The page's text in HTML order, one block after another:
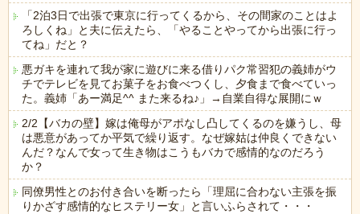
「2泊3日で出張で東京に行ってくるから、その間家のことはよ
ろしくね」と夫に伝えたら、「やることやってから出張に行っ
てね」だと？
悪ガキを連れて我が家に遊びに来る借りパク常習犯の義姉がウ
チでテレビを見てお菓子をお食べつくし、夕食まで食べていっ
た。義姉「あー満足^^ また来るね♪」→自業自得な展開にｗ
2/2【バカの壁】嫁は俺母がアポなし凸してくるのを嫌うし、母
は悪意があってか平気で繰り返す。なぜ嫁姑は仲良くできない
んだ？なんで女って生き物はこうもバカで感情的なのだろう
か？
同僚男性とのお付き合いを断ったら「理屈に合わない主張を振
りかざす感情的なヒステリー女」と言いふらされて・・・